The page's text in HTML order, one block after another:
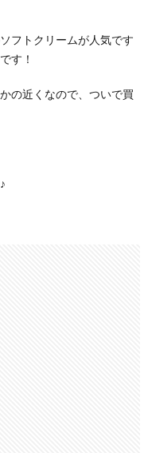
フトクリームが人気です
す！
かの近くなので、ついで買